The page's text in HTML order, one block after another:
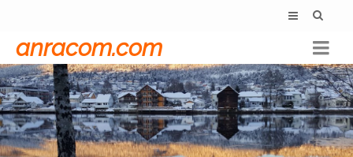
anracom.com
Grete Prytz Kittelsen – ring